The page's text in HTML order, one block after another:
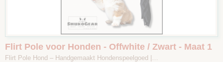
Flirt Pole voor Honden - Offwhite / Zwart - Maat 1
Flirt Pole Hond – Handgemaakt Hondenspeelgoed |…